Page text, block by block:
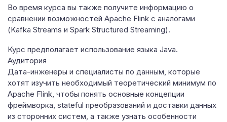
Во время курса вы также получите информацию о
сравнении возможностей Apache Flink с аналогами
(Kafka Streams и Spark Structured Streaming).
Курс предполагает использование языка Java.
Аудитория
Дата-инженеры и специалисты по данным, которые
хотят изучить необходимый теоретический минимум по
Apache Flink, чтобы понять основные концепции
фреймворка, stateful преобразований и доставки данных
из сторонних систем, а также узнать особенности